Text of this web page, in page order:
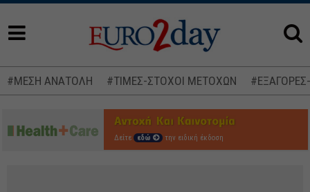
#ΜΕΣΗ ΑΝΑΤΟΛΗ #ΤΙΜΕΣ-ΣΤΟΧΟΙ ΜΕΤΟΧΩΝ
Δείτε εδώ την ειδική έκδοση